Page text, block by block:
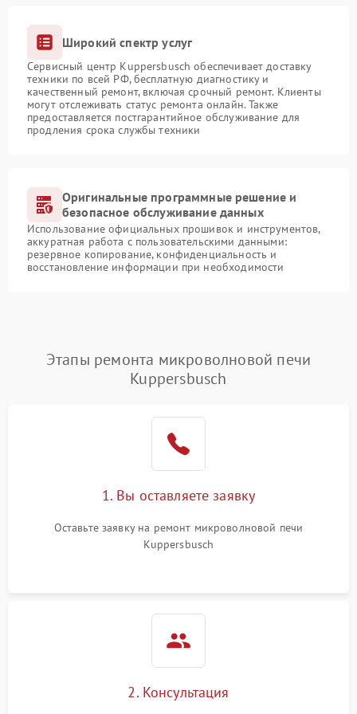
Широкий спектр услуг
Сервисный центр Kuppersbusch обеспечивает доставку
техники по всей РФ, бесплатную диагностику и
качественный ремонт, включая срочный ремонт. Клиенты
могут отслеживать статус ремонта онлайн. Также
предоставляется постгарантийное обслуживание для
продления срока службы техники
Оригинальные программные решение и
безопасное обслуживание данных
Использование официальных прошивок и инструментов,
аккуратная работа с пользовательскими данными:
резервное копирование, конфиденциальность и
восстановление информации при необходимости
Этапы ремонта микроволновой печи
Kuppersbusch
1. Вы оставляете заявку
Оставьте заявку на ремонт микроволновой печи
Kuppersbusch
2. Консультация